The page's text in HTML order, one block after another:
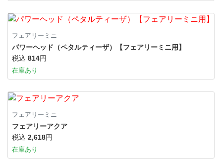
フェアリーミニ
パワーヘッド（ペタルティーザ）【フェアリーミニ用】
税込 814円
在庫あり
フェアリーミニ
フェアリーアクア
税込 2,618円
在庫あり